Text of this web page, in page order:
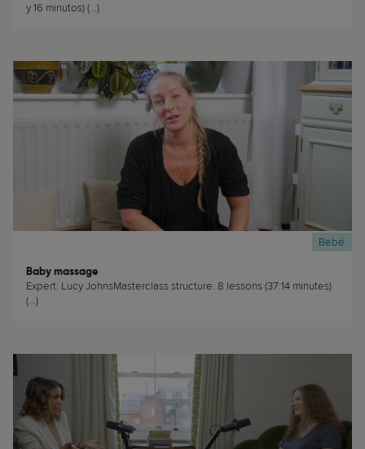
y 16 minutos) (...)
Bebé
Baby massage
Expert: Lucy JohnsMasterclass structure: 8 lessons (37:14 minutes)
(...)